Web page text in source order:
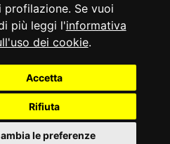
profilazione. Se vuoi
più leggi l'informativa
dei cookie.
Accetta
Rifiuta
le preferenze
|glossario
policy
|feedback
Realizzato da